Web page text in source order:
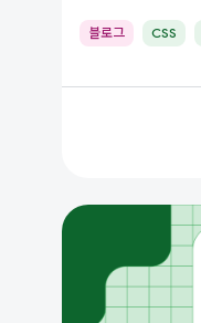
블로그 CSS